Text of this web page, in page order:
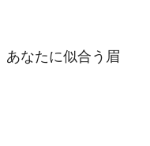
あなたに似合う眉